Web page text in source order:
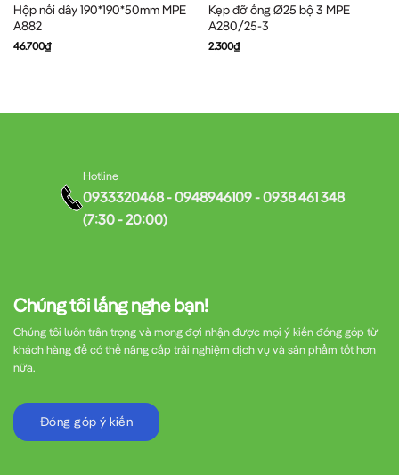
Hộp nối dây 190*190*50mm MPE
A882
46.700₫
Kẹp đỡ ống Ø25 bộ 3 MPE
A280/25-3
2.300₫
Chúng tôi lắng nghe bạn!
Chúng tôi luôn trân trọng và mong đợi nhận được mọi ý kiến đóng góp từ
khách hàng để có thể nâng cấp trải nghiệm dịch vụ và sản phẩm tốt hơn
nữa.
Đóng góp ý kiến
Hotline
0933320468 - 0948946109 - 0938 461 348
(7:30 - 20:00)